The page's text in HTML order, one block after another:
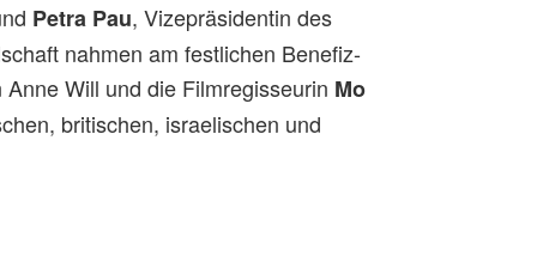
Petra Pau, Vizepräsidentin des
nahmen am festlichen Benefiz-
Will und die Filmregisseurin Mo
britischen, israelischen und